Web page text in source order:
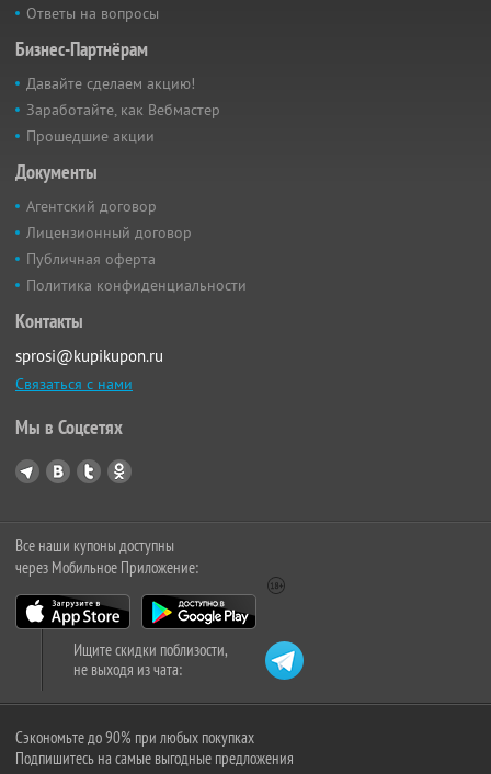
Ответы на вопросы
Бизнес-Партнёрам
Давайте сделаем акцию!
Заработайте, как Вебмастер
Прошедшие акции
Документы
Агентский договор
Лицензионный договор
Публичная оферта
Политика конфиденциальности
Контакты
sprosi@kupikupon.ru
Связаться с нами
Мы в Соцсетях
Все наши купоны доступны
через Мобильное Приложение:
Ищите скидки поблизости,
не выходя из чата:
Сэкономьте до 90% при любых покупках
Подпишитесь на самые выгодные предложения